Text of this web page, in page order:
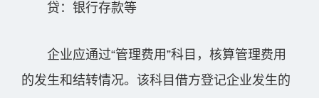
贷：银行存款等
企业应通过“管理费用”科目，核算管理费用
的发生和结转情况。该科目借方登记企业发生的